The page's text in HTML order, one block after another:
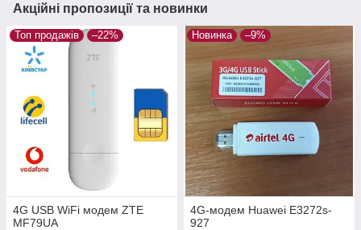
Акційні пропозиції та новинки
Топ продажів –22%
4G USB WiFi модем ZTE
MF79UA
Новинка –9%
4G-модем Huawei E3272s-
927